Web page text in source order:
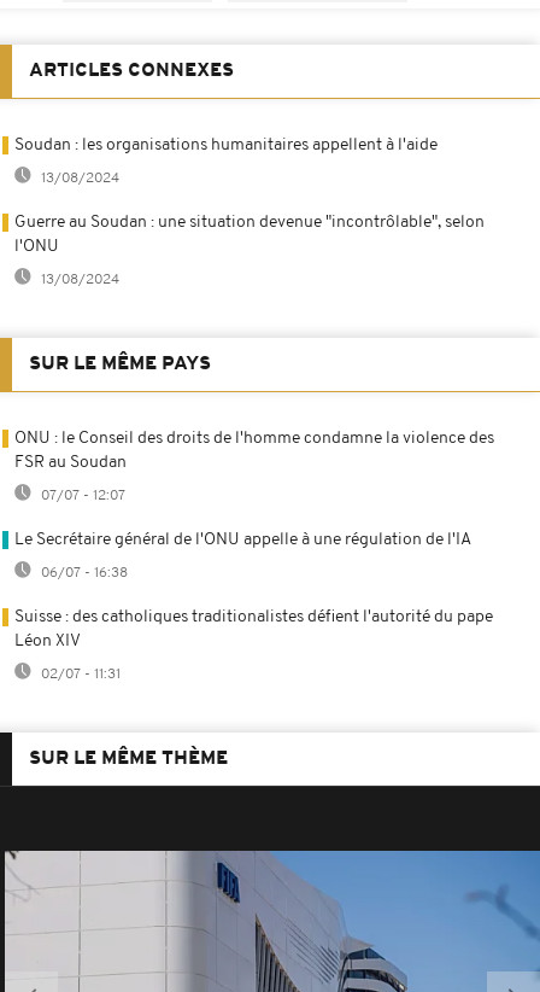
ARTICLES CONNEXES
Soudan : les organisations humanitaires appellent à l'aide
13/08/2024
Guerre au Soudan : une situation devenue "incontrôlable", selon
l'ONU
13/08/2024
SUR LE MÊME PAYS
ONU : le Conseil des droits de l'homme condamne la violence des
FSR au Soudan
07/07 - 12:07
Le Secrétaire général de l'ONU appelle à une régulation de l'IA
06/07 - 16:38
Suisse : des catholiques traditionalistes défient l'autorité du pape
Léon XIV
02/07 - 11:31
SUR LE MÊME THÈME